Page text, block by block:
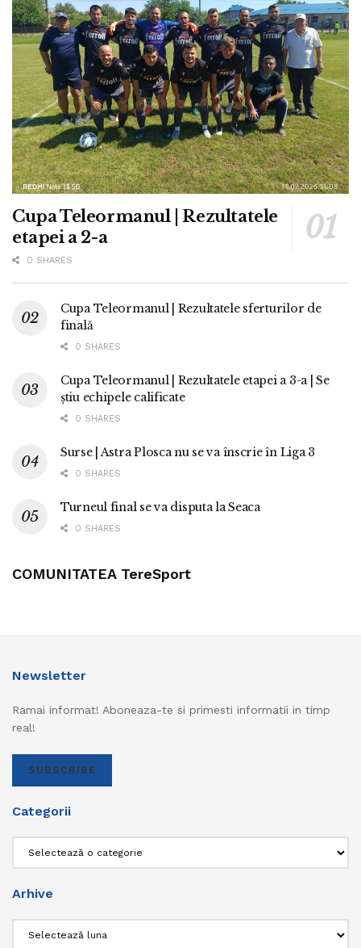
Cupa Teleormanul | Rezultatele
etapei a 2-a
0 SHARES
Cupa Teleormanul | Rezultatele sferturilor de
finală
0 SHARES
Cupa Teleormanul | Rezultatele etapei a 3-a | Se
știu echipele calificate
0 SHARES
Surse | Astra Plosca nu se va înscrie în Liga 3
0 SHARES
Turneul final se va disputa la Seaca
0 SHARES
COMUNITATEA TereSport
Newsletter
Ramai informat! Aboneaza-te si primesti informatii in timp
real!
SUBSCRIBE
Categorii
Arhive